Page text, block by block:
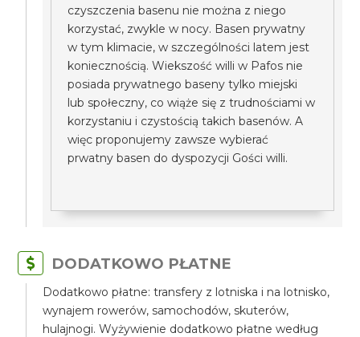
czyszczenia basenu nie można z niego
korzystać, zwykle w nocy. Basen prywatny
w tym klimacie, w szczególności latem jest
koniecznością. Wiekszość willi w Pafos nie
posiada prywatnego baseny tylko miejski
lub społeczny, co wiąże się z trudnościami w
korzystaniu i czystością takich basenów. A
więc proponujemy zawsze wybierać
prwatny basen do dyspozycji Gości willi.
DODATKOWO PŁATNE
Dodatkowo płatne: transfery z lotniska i na lotnisko,
wynajem rowerów, samochodów, skuterów,
hulajnogi. Wyżywienie dodatkowo płatne według